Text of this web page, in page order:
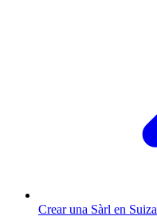
Crear una Sàrl en Suiza